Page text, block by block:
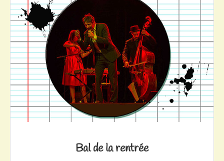
Bal de la rentrée